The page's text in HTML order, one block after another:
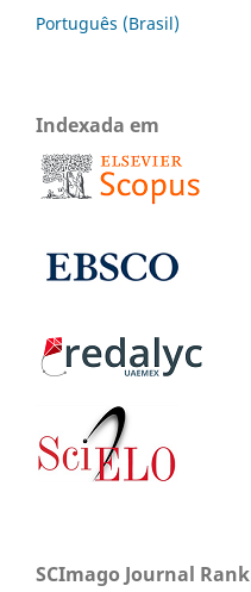
Português (Brasil)
Indexada em
SCImago Journal Rank